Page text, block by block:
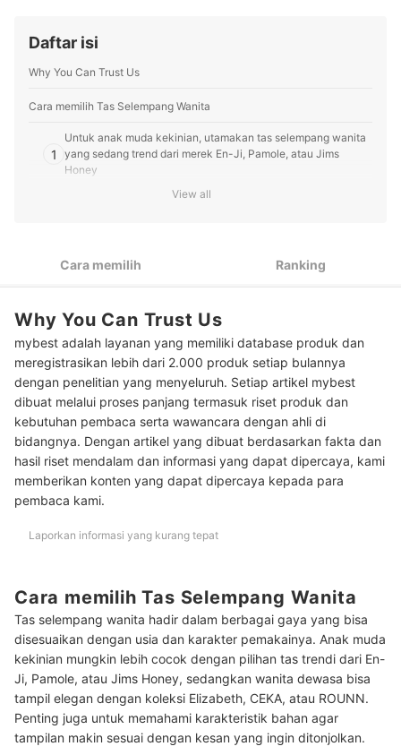
artikel yang menjawab kebutuhan pembaca.
Daftar isi
Why You Can Trust Us
Cara memilih Tas Selempang Wanita
1
Untuk anak muda kekinian, utamakan tas selempang wanita
yang sedang trend dari merek En-Ji, Pamole, atau Jims
Honey
Untuk wanita dewasa, pilih tas selempang branded yang
ditampilkan
Baca juga rekomendasi produk tas wanita lainnya di sini
View all
Cara memilih Ranking
Why You Can Trust Us
mybest adalah layanan yang memiliki database produk dan
meregistrasikan lebih dari 2.000 produk setiap bulannya
dengan penelitian yang menyeluruh. Setiap artikel mybest
dibuat melalui proses panjang termasuk riset produk dan
kebutuhan pembaca serta wawancara dengan ahli di
bidangnya. Dengan artikel yang dibuat berdasarkan fakta dan
hasil riset mendalam dan informasi yang dapat dipercaya, kami
memberikan konten yang dapat dipercaya kepada para
pembaca kami.
Laporkan informasi yang kurang tepat
Cara memilih Tas Selempang Wanita
Tas selempang wanita hadir dalam berbagai gaya yang bisa
disesuaikan dengan usia dan karakter pemakainya. Anak muda
kekinian mungkin lebih cocok dengan pilihan tas trendi dari En-
Ji, Pamole, atau Jims Honey, sedangkan wanita dewasa bisa
tampil elegan dengan koleksi Elizabeth, CEKA, atau ROUNN.
Penting juga untuk memahami karakteristik bahan agar
tampilan makin sesuai dengan kesan yang ingin ditonjolkan.